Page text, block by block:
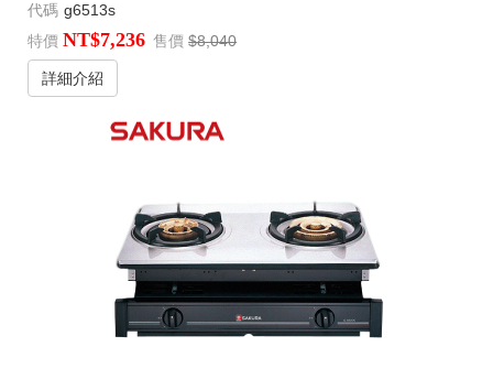
代碼 g6513s
特價 NT$7,236 售價 $8,040
詳細介紹